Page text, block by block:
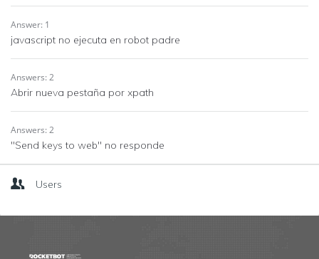
Answer: 1
javascript no ejecuta en robot padre
Answers: 2
Abrir nueva pestaña por xpath
Answers: 2
"Send keys to web" no responde
Users